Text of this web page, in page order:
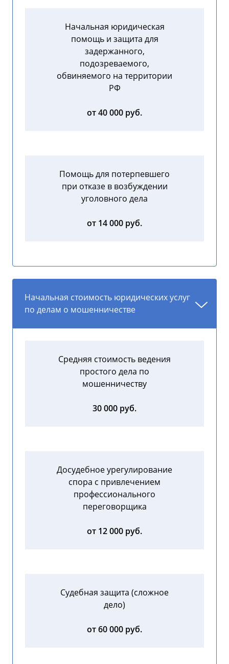
Начальная юридическая
помощь и защита для
задержанного,
подозреваемого,
обвиняемого на территории
РФ
от 40 000 руб.
Помощь для потерпевшего
при отказе в возбуждении
уголовного дела
от 14 000 руб.
Начальная стоимость юридических услуг
по делам о мошенничестве
Средняя стоимость ведения
простого дела по
мошенничеству
30 000 руб.
Досудебное урегулирование
спора с привлечением
профессионального
переговорщика
от 12 000 руб.
Судебная защита (сложное
дело)
от 60 000 руб.